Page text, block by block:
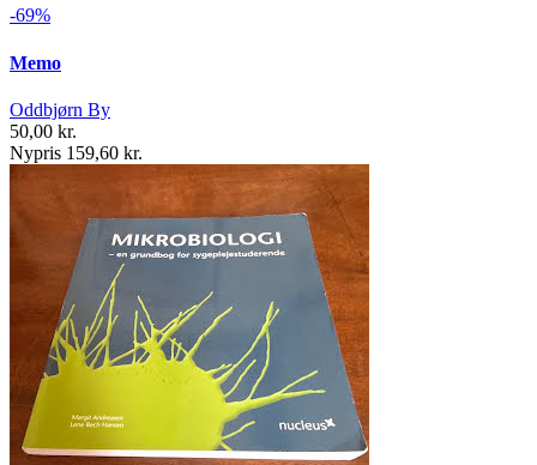
-69%
Memo
Oddbjørn By
50,00 kr.
Nypris 159,60 kr.